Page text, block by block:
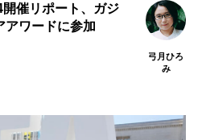
催リポート、ガジ
アワードに参加
弓月ひろ
み